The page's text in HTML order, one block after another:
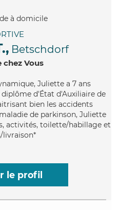
Betschdorf
chez Vous
Juliette a 7 ans
d'État d'Auxiliaire de
bien les accidents
de parkinson, Juliette
activités, toilette/habillage et
livraison*
le profil